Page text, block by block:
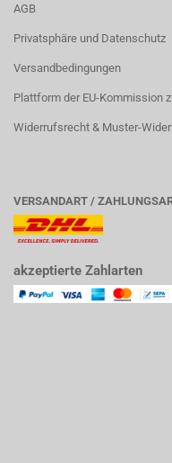
AGB
Privatsphäre und Datenschutz
Versandbedingungen
Plattform der EU-Kommission
Widerrufsrecht & Muster-
VERSANDART /
akzeptierte Zahlarten